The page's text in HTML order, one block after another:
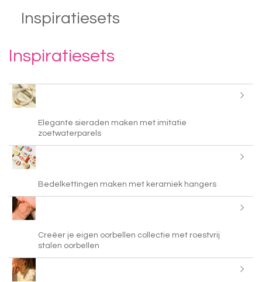
Inspiratiesets
Inspiratiesets
Elegante sieraden maken met imitatie
zoetwaterparels
Bedelkettingen maken met keramiek hangers
Creëer je eigen oorbellen collectie met roestvrij
stalen oorbellen